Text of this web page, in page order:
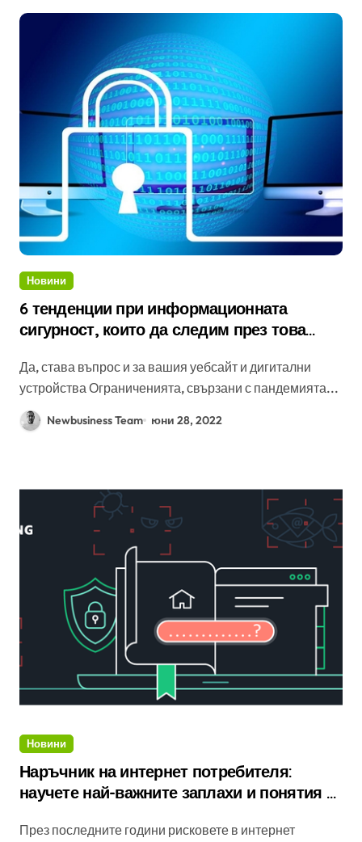
Новини
6 тенденции при информационната
сигурност, които да следим през това
защитени
Да, става въпрос и за вашия уебсайт и дигитални
устройства Ограниченията, свързани с пандемията...
Newbusiness Team юни 28, 2022
Новини
Наръчник на интернет потребителя:
научете най-важните заплахи и понятия в
През последните години рисковете в интернет